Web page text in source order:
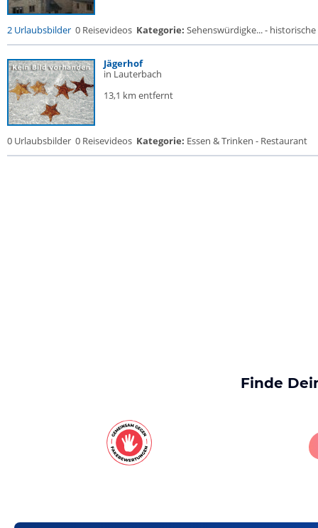
2 Urlaubsbilder 0 Reisevideos Kategorie: Sehenswürdigke... - historische
Jägerhof
in Lauterbach
13,1 km entfernt
0 Urlaubsbilder 0 Reisevideos Kategorie: Essen & Trinken - Restaurant
Finde